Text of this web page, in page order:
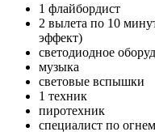
1 флайбордист
2 вылета по 10
эффект)
светодиодное
музыка
световые вспышки
1 техник
пиротехник
специалист по